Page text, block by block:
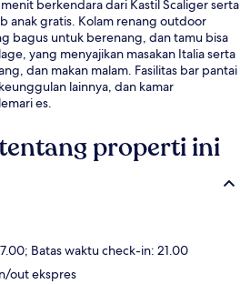
berkendara dari Kastil Scaliger serta
anak gratis. Kolam renang outdoor
bagus untuk berenang, dan tamu bisa
yang menyajikan masakan Italia serta
dan makan malam. Fasilitas bar pantai
lainnya, dan kamar
es.
properti ini
Batas waktu check-in: 21.00
out ekspres